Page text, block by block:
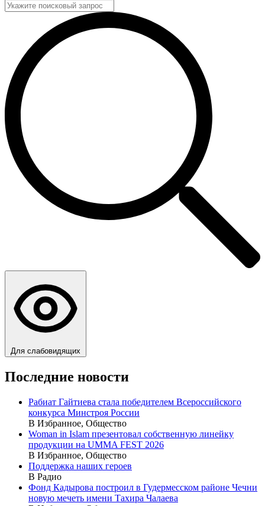
Для слабовидящих
Последние новости
Рабиат Гайтиева стала победителем Всероссийского
конкурса Минстроя России
В Избранное, Общество
Woman in Islam презентовал собственную линейку
продукции на UMMA FEST 2026
В Избранное, Общество
Поддержка наших героев
В Радио
Фонд Кадырова построил в Гудермесском районе Чечни
новую мечеть имени Тахира Чалаева